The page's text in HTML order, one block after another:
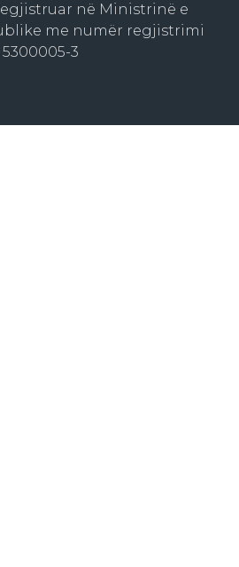
në Ministrinë e
me numër regjistrimi
5300005-3